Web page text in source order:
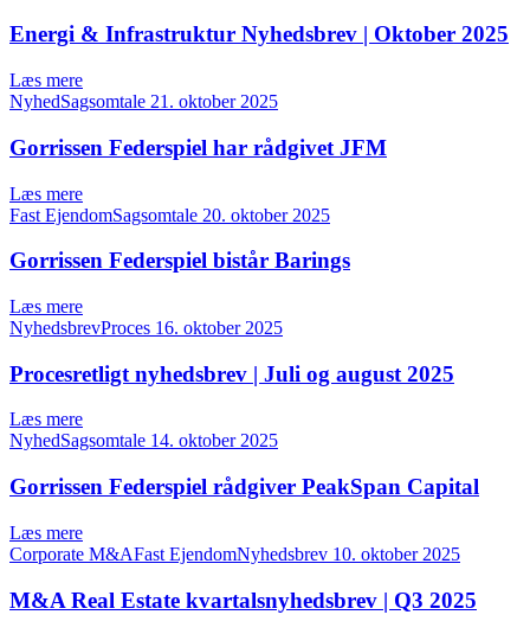
Energi & Infrastruktur Nyhedsbrev | Oktober 2025
Læs mere
NyhedSagsomtale 21. oktober 2025
Gorrissen Federspiel har rådgivet JFM
Læs mere
Fast EjendomSagsomtale 20. oktober 2025
Gorrissen Federspiel bistår Barings
Læs mere
NyhedsbrevProces 16. oktober 2025
Procesretligt nyhedsbrev | Juli og august 2025
Læs mere
NyhedSagsomtale 14. oktober 2025
Gorrissen Federspiel rådgiver PeakSpan Capital
Læs mere
Corporate M&AFast EjendomNyhedsbrev 10. oktober 2025
M&A Real Estate kvartalsnyhedsbrev | Q3 2025